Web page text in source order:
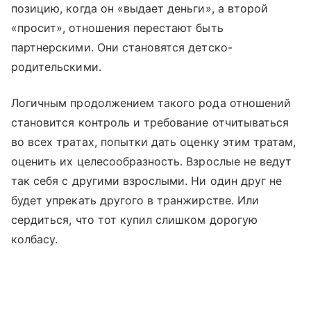
позицию, когда он «выдает деньги», а второй
«просит», отношения перестают быть
партнерскими. Они становятся детско-
родительскими.
Логичным продолжением такого рода отношений
становится контроль и требование отчитываться
во всех тратах, попытки дать оценку этим тратам,
оценить их целесообразность. Взрослые не ведут
так себя с другими взрослыми. Ни один друг не
будет упрекать другого в транжирстве. Или
сердиться, что тот купил слишком дорогую
колбасу.